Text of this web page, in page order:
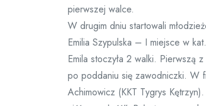
pierwszej walce.
W drugim dniu startowali
Emilia Szypulska – I miejsce w
Emila stoczyła 2 walki. Pierwszą
po poddaniu się zawodniczki. W
Achimowicz (KKT Tygrys